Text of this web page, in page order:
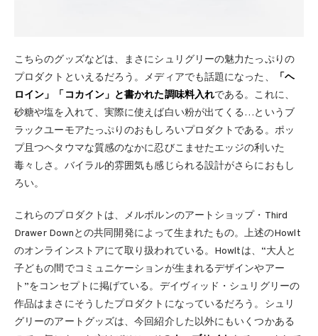
こちらのグッズなどは、まさにシュリグリーの魅力たっぷりの
プロダクトといえるだろう。メディアでも話題になった、
「ヘ
ロイン」「コカイン」と書かれた調味料入れである。これに、
砂糖や塩を入れて、実際に使えば白い粉が出てくる…というブ
ラックユーモアたっぷりのおもしろいプロダクトである。ポッ
プ且つヘタウマな質感のなかに忍びこませたエッジの利いた
毒々しさ。バイラル的雰囲気も感じられる設計がさらにおもし
ろい。
これらのプロダクトは、メルボルンのアートショップ・Third
Drawer Downとの共同開発によって生まれたもの。上述のHowlt
のオンラインストアにて取り扱われている。Howltは、“大人と
子どもの間でコミュニケーションが生まれるデザインやアー
ト”をコンセプトに掲げている。デイヴィッド・シュリグリーの
作品はまさにそうしたプロダクトになっているだろう。シュリ
グリーのアートグッズは、今回紹介した以外にもいくつかある